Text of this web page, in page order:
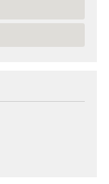
webbplats,
webbplats,